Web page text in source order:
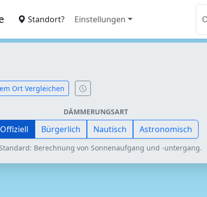
Standort? Einstellungen
Ort Vergleichen
DÄMMERUNGSART
Offiziell Bürgerlich Nautisch Astronomisch
Berechnung von Sonnenaufgang und -untergang.